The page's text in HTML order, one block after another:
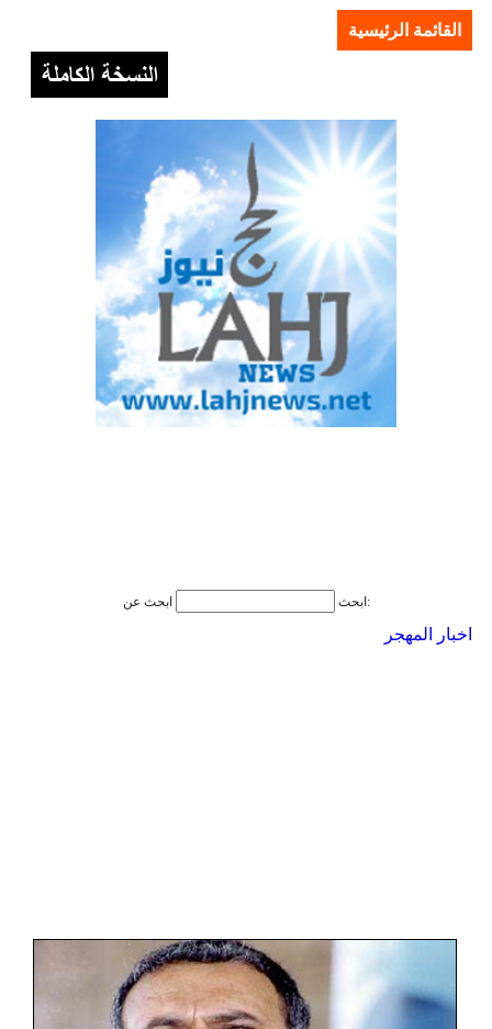
القائمة الرئيسية
ابحث ابحث عن:
اخبار المهجر